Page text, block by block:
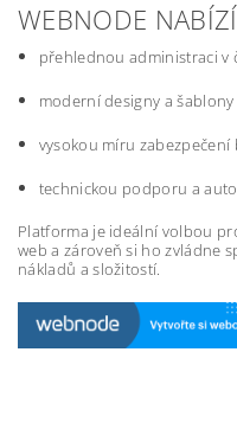
WEBNODE NABÍZÍ
přehlednou administraci v
moderní designy a šablony
vysokou míru
technickou podporu a
Platforma je ideální volbou
web a zároveň si ho zvládne
nákladů a složitostí.